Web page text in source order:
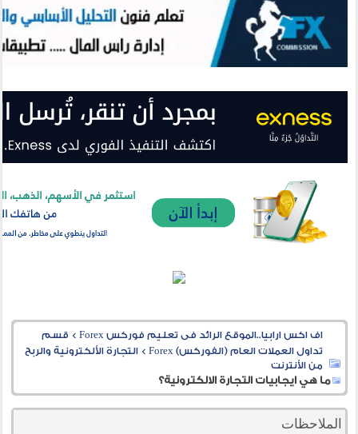
اف اكس ارابيا..الموقع الرائد فى تعليم فوركس Forex > قسم
تداول العملات العام (الفوركس) Forex
>التجارة الألكترونية والربح
من الأنترنت
ما هي ايجابيات التجارة الالكترونية؟
الملاحظات